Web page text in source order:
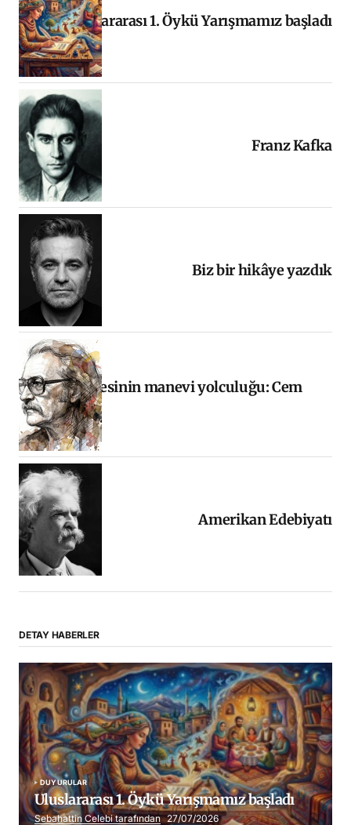
Uluslararası 1. Öykü Yarışmamız başladı
Franz Kafka
Biz bir hikâye yazdık
Halkın sesinin manevi yolculuğu: Cem
Karaca
Amerikan Edebiyatı
DETAY HABERLER
DUYURULAR
Uluslararası 1. Öykü Yarışmamız başladı
Sebahattin Celebi tarafından 27/07/2026